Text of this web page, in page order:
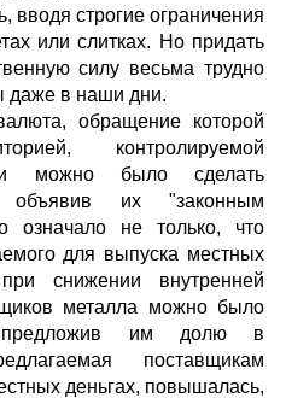
вводя строгие ограничения
или слитках. Но придать
силу весьма трудно
даже в наши дни.
обращение которой
контролируемой
можно было сделать
объявив их "законным
означало не только, что
для выпуска местных
снижении внутренней
металла можно было
предложив им долю в
поставщикам
деньгах, повышалась,